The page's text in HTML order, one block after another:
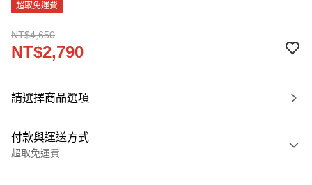
超取免運費
NT$4,650
NT$2,790
請選擇商品選項
付款與運送方式
超取免運費